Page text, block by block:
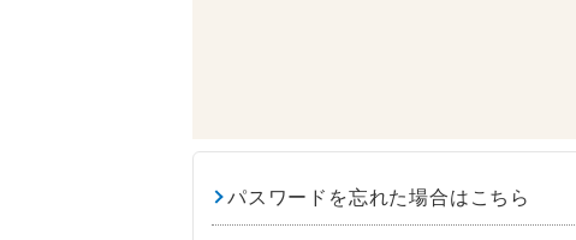
パスワードを忘れた場合はこちら